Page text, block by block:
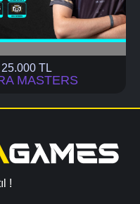
TL
MASTERS
!